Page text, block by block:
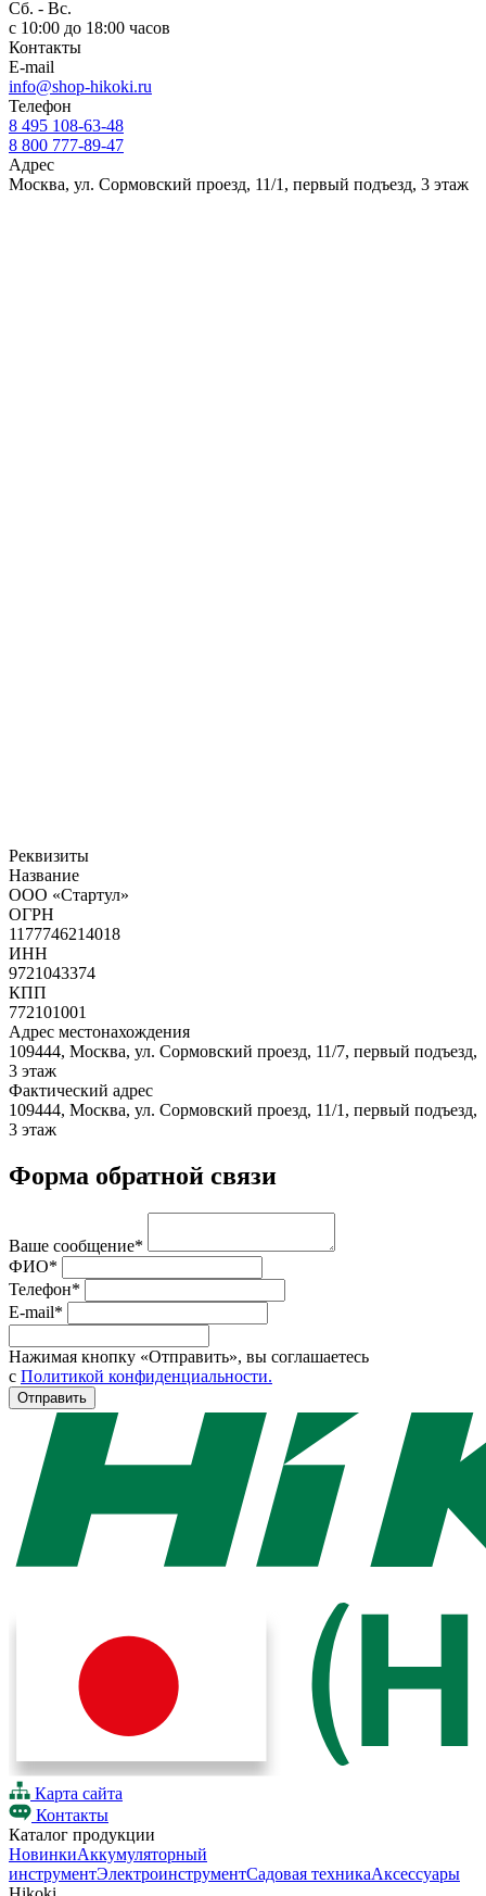
Сб. - Вс.
c 10:00 до 18:00 часов
Контакты
E-mail
info@shop-hikoki.ru
Телефон
8 495 108-63-48
8 800 777-89-47
Адрес
Москва, ул. Сормовский проезд, 11/1, первый подъезд, 3 этаж
Реквизиты
Название
ООО «Стартул»
ОГРН
1177746214018
ИНН
9721043374
КПП
772101001
Адрес местонахождения
109444, Москва, ул. Сормовский проезд, 11/7, первый подъезд,
3 этаж
Фактический адрес
109444, Москва, ул. Сормовский проезд, 11/1, первый подъезд,
3 этаж
Форма обратной связи
Ваше сообщение*
ФИО*
Телефон*
E-mail*
Нажимая кнопку «Отправить», вы соглашаетесь
с Политикой конфиденциальности.
Отправить
Карта сайта
Контакты
Каталог продукции
НовинкиАккумуляторный
инструментЭлектроинструментСадовая техникаАксессуары